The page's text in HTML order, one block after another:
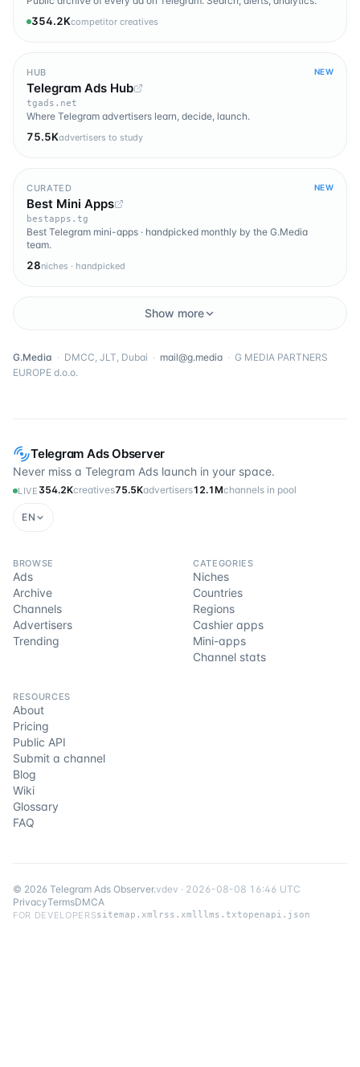
Telegram Ads Observer
Never miss a Telegram Ads launch in your space.
LIVE 354.2Kcreatives75.5Kadvertisers12.1Mchannels in pool
EN
BROWSE
Ads
Archive
Channels
Advertisers
Trending
CATEGORIES
Niches
Countries
Regions
Cashier apps
Mini-apps
Channel stats
RESOURCES
About
Pricing
Public API
Submit a channel
Blog
Wiki
Glossary
FAQ
354.2Kcompetitor creatives
HUB NEW
Telegram Ads Hub
tgads.net
Where Telegram advertisers learn, decide, launch.
75.5Kadvertisers to study
CURATED NEW
Best Mini Apps
bestapps.tg
Best Telegram mini-apps · handpicked monthly by the G.Media
team.
28niches · handpicked
Show more
G.Media · DMCC, JLT, Dubai · mail@g.media · G MEDIA PARTNERS
EUROPE d.o.o.
© 2026 Telegram Ads Observer.vdev · 2026-08-08 16:46 UTC
PrivacyTermsDMCA
FOR DEVELOPERSsitemap.xml rss.xml llms.txtopenapi.json